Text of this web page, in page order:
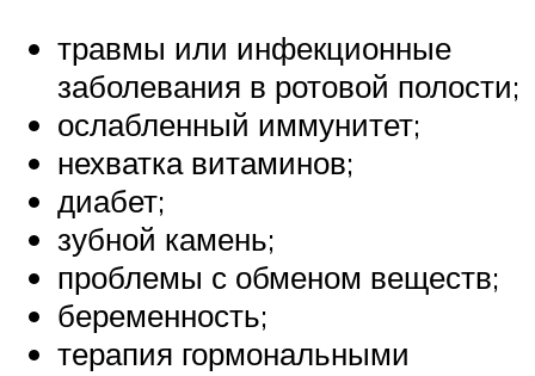
травмы или инфекционные
заболевания в ротовой полости;
ослабленный иммунитет;
нехватка витаминов;
диабет;
зубной камень;
проблемы с обменом веществ;
беременность;
терапия гормональными